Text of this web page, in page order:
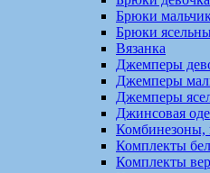
Брюки
Брюки
Вязанка
Джемперы
Джемперы
Джемперы
Джинсовая
Комбинезоны,
Комплекты
Комплекты